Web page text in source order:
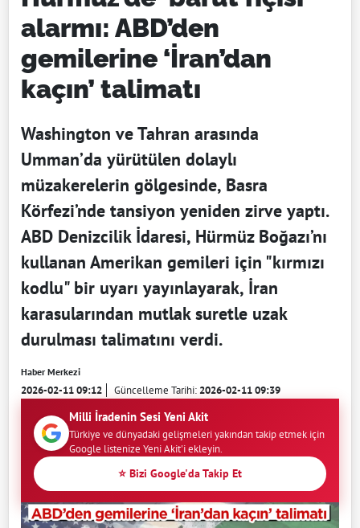
alarmı: ABD’den
gemilerine ‘İran’dan
kaçın’ talimatı
Washington ve Tahran arasında
Umman’da yürütülen dolaylı
müzakerelerin gölgesinde, Basra
Körfezi’nde tansiyon yeniden zirve yaptı.
ABD Denizcilik İdaresi, Hürmüz Boğazı’nı
kullanan Amerikan gemileri için "kırmızı
kodlu" bir uyarı yayınlayarak, İran
karasularından mutlak suretle uzak
durulması talimatını verdi.
Haber Merkezi
2026-02-11 09:12 Güncelleme Tarihi:2026-02-11 09:39
Milli İradenin Sesi Yeni Akit
Türkiye ve dünyadaki gelişmeleri yakından takip etmek için
Google listenize Yeni Akit'i ekleyin.
⭐ Bizi Google'da Takip Et